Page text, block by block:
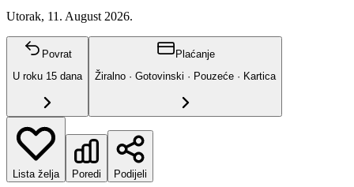
Utorak, 11. August 2026.
Povrat
U roku 15 dana
Plaćanje
Žiralno · Gotovinski · Pouzeće · Kartica
Lista želja Poredi Podijeli